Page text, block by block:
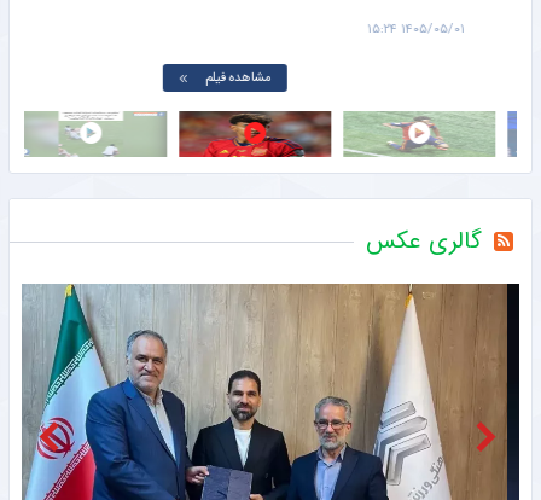
۱۴۰۵/۰۵/۰۱ ۱۵:۲۴
مشاهده فیلم
گالری عکس